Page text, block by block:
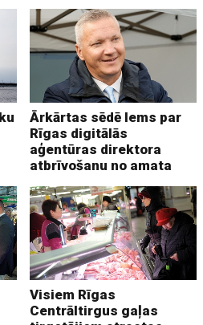
Ārkārtas sēdē lems par
Rīgas digitālās
aģentūras direktora
atbrīvošanu no amata
Visiem Rīgas
Centrāltirgus gaļas